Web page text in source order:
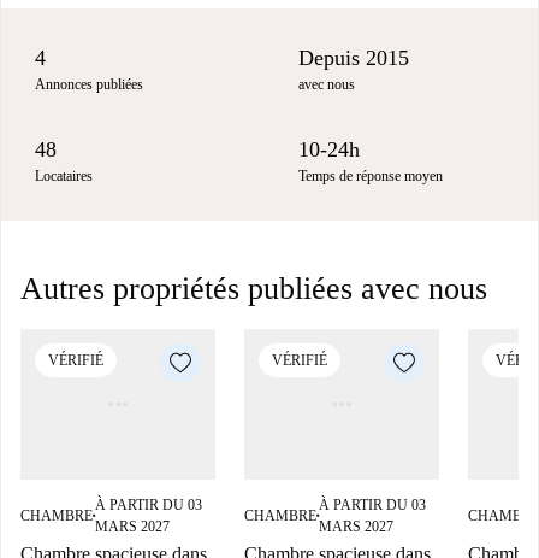
4
Annonces publiées
Depuis 2015
avec nous
48
Locataires
10-24h
Temps de réponse moyen
Autres propriétés publiées avec nous
VÉRIFIÉ
CHAMBRE■
À PARTIR DU 03
MARS 2027
Chambre spacieuse dans
VÉRIFIÉ
CHAMBRE■
À PARTIR DU 03
MARS 2027
Chambre spacieuse dans
CHAMBRE